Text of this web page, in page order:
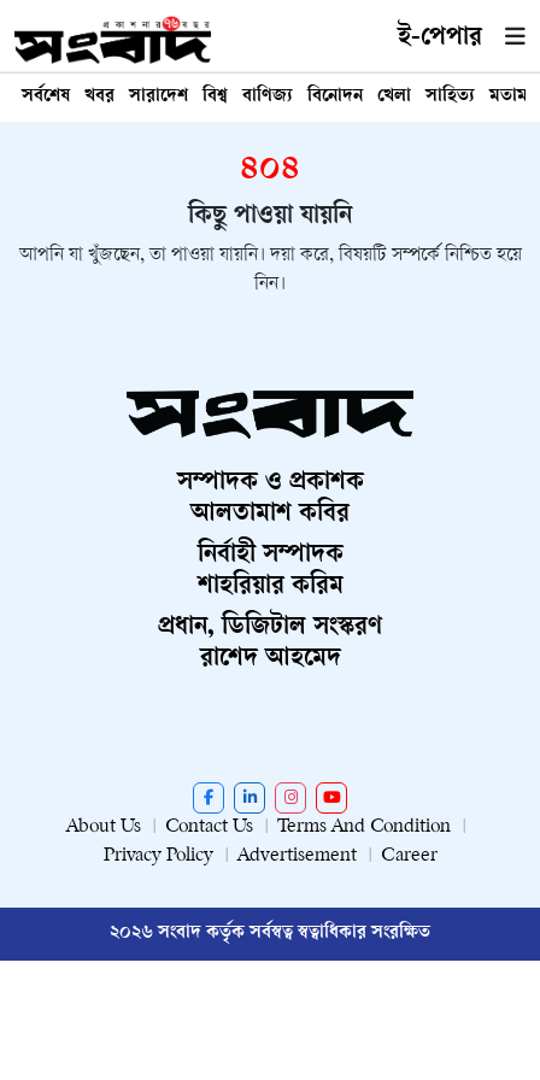
ই-পেপার
সর্বশেষ খবর সারাদেশ বিশ্ব বাণিজ্য বিনোদন খেলা সাহিত্য মতামত
৪০৪
কিছু পাওয়া যায়নি
আপনি যা খুঁজছেন, তা পাওয়া যায়নি। দয়া করে, বিষয়টি সম্পর্কে নিশ্চিত হয়ে
নিন।
সম্পাদক ও প্রকাশক
আলতামাশ কবির
নির্বাহী সম্পাদক
শাহরিয়ার করিম
প্রধান, ডিজিটাল সংস্করণ
রাশেদ আহমেদ
About Us Contact Us
Terms And Condition
Privacy Policy
Advertisement Career
২০২৬ সংবাদ কর্তৃক সর্বস্বত্ব স্বত্বাধিকার সংরক্ষিত